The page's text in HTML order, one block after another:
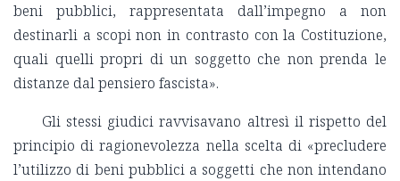
beni pubblici, rappresentata dall’impegno a non
destinarli a scopi non in contrasto con la Costituzione,
quali quelli propri di un soggetto che non prenda le
distanze dal pensiero fascista».
Gli stessi giudici ravvisavano altresì il rispetto del
principio di ragionevolezza nella scelta di «precludere
l’utilizzo di beni pubblici a soggetti che non intendano